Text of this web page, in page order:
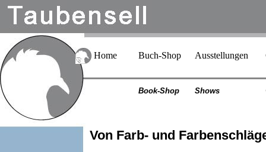
Home Buch-Shop Ausstellungen
Book-Shop Shows
Von Farb- und